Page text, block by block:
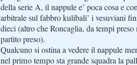
della serie A, il nappule e’ poca cosa e
arbitrale sul fabbro kulibali’ i vesuviani
dieci (altro che Roncaglia, da tempi
partito preso).
Qualcuno si ostina a vedere il nappule
nel primo tempo sta grande squadra la